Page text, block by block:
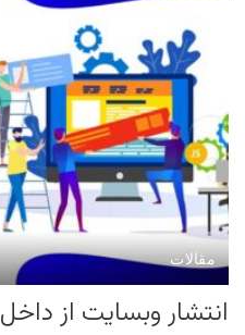
مقالات
انتشار وبسایت از